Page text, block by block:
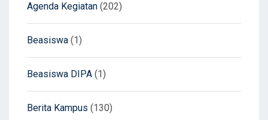
Agenda Kegiatan (202)
Beasiswa (1)
Beasiswa DIPA (1)
Berita Kampus (130)